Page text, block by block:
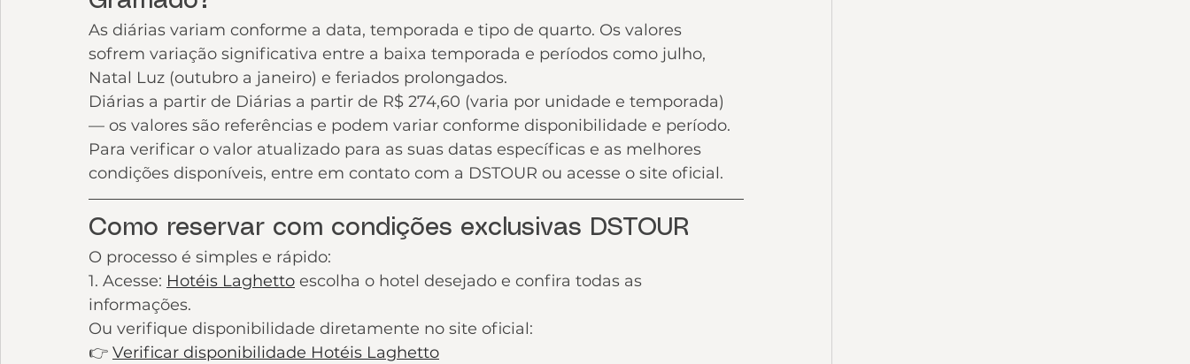
As diárias variam conforme a data, temporada e tipo de quarto. Os valores
sofrem variação significativa entre a baixa temporada e períodos como julho,
Natal Luz (outubro a janeiro) e feriados prolongados.
Diárias a partir de Diárias a partir de R$ 274,60 (varia por unidade e temporada)
— os valores são referências e podem variar conforme disponibilidade e período.
Para verificar o valor atualizado para as suas datas específicas e as melhores
condições disponíveis, entre em contato com a DSTOUR ou acesse o site oficial.
Como reservar com condições exclusivas DSTOUR
O processo é simples e rápido:
1. Acesse: Hotéis Laghetto escolha o hotel desejado e confira todas as
informações.
Ou verifique disponibilidade diretamente no site oficial:
👉 Verificar disponibilidade Hotéis Laghetto